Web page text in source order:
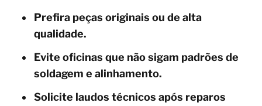
Prefira peças originais ou de alta
qualidade.
Evite oficinas que não sigam padrões de
soldagem e alinhamento.
Solicite laudos técnicos após reparos